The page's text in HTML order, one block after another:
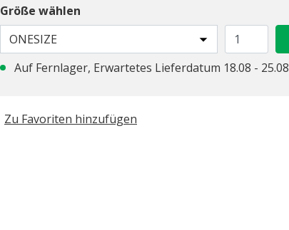
Größe wählen
ONESIZE
Auf Fernlager, Erwartetes Lieferdatum 18.08 - 25.08
Zu Favoriten hinzufügen